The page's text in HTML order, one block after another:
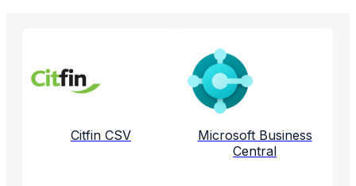
Propojené aplikace a služby
Citfin CSV
Microsoft Business
Central